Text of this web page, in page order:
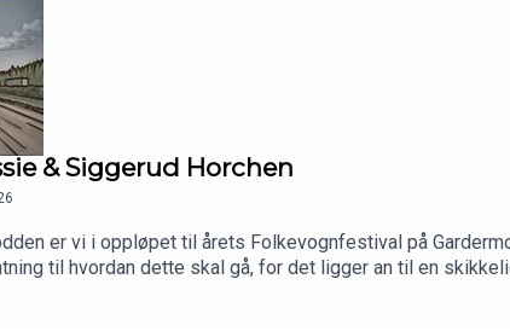
& Siggerud Horchen
er vi i oppløpet til årets Folkevognfestival på
til hvordan dette skal gå, for det ligger an til en
babes, og litt Instagram-prat. Deretter blir vi med Ø på
en bil på, men denne var ny for visse av oss. Neste uke